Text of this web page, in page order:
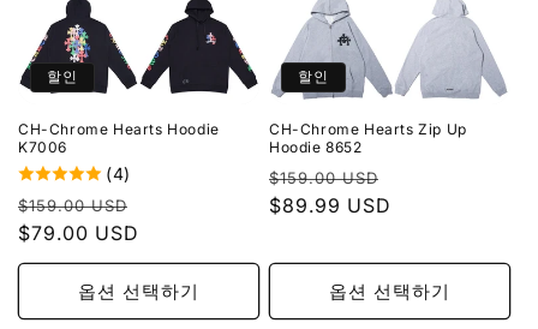
할인
CH-Chrome Hearts Hoodie
K7006
(4)
정
가
$159.00 USD
가
$79.00 USD
옵션 선택하기
할인
CH-Chrome Hearts Zip Up
Hoodie 8652
정
가
$159.00 USD
$89.99 USD
옵션 선택하기